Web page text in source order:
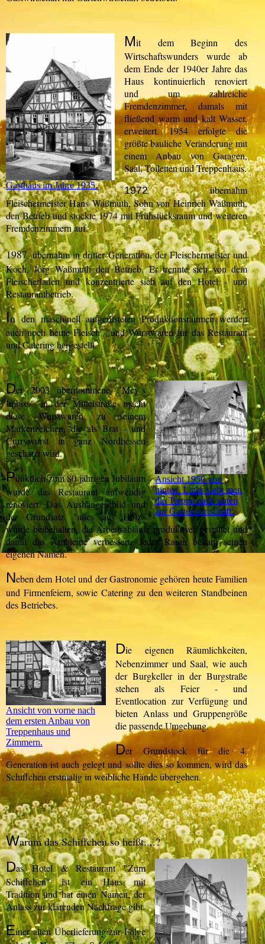
Gasthaus im Jahre 1935.
Mit dem Beginn des
Wirtschaftswunders wurde ab
dem Ende der 1940er Jahre das
Haus kontinuierlich renoviert
und um zahlreiche
Fremdenzimmer, damals mit
fließend warm und kalt Wasser,
erweitert. 1954 erfolgte die
größte bauliche Veränderung mit
einem Anbau von Garagen,
Saal, Toiletten und Treppenhaus.
1972übernahm
Fleischermeister Hans Waßmuth, Sohn von Heinrich Waßmuth,
den Betrieb und stockte 1974 mit Frühstücksraum und weiteren
Fremdenzimmern auf.
1987 übernahm in dritter Generation, der Fleischermeister und
Koch, Jörg Waßmuth den Betrieb. Er trennte sich von dem
Fleischerladen und konzentrierte sich auf den Hotel - und
Restaurantbetrieb.
Inden maschinell aufgerüsteten Produktionsräumen werden
auch noch heute Fleisch - und Wurstwaren für das Restaurant
und Catering hergestellt.
Ansicht 1950 von
hinten. Links sieht man
die Treppe nach unten
zur Gartenwirtschaft.
Der 2003 übernommene "Mey`s
Imbiss" in der Mittelstraße macht
diese Wurstwaren zu seinem
Markenzeichen, die als Brat - und
Currywurst in ganz Nordhessen
geschätzt wird.
Pünktlich zum 80 jährigen Jubiläum
wurde das Restaurant aufwendig
renoviert. Das Aushängeschild und
der Grundsatz "alles aus Holz"
wurde beibehalten, die Arbeitsabläufe produktiver gestaltet und
damit das Ambiente verbessert. Jeder Raum bekam seinen
eigenen Namen.
Neben dem Hotel und der Gastronomie gehören heute Familien
und Firmenfeiern, sowie Catering zu den weiteren Standbeinen
des Betriebes.
Ansicht von vorne nach
dem ersten Anbau von
Treppenhaus und
Zimmern.
Die eigenen Räumlichkeiten,
Nebenzimmer und Saal, wie auch
der Burgkeller in der Burgstraße
stehen als Feier - und
Eventlocation zur Verfügung und
bieten Anlass und Gruppengröße
die passende Umgebung.
Der Grundstock für die 4.
Generation ist auch gelegt und sollte dies so kommen, wird das
Schiffchen erstmalig in weibliche Hände übergehen.
Warum das Schiffchen so heißt....?
Das Hotel & Restaurant "Zum
Schiffchen" ist ein Haus mit
Tradition und hat einen Namen, der
Anlass zur klärenden Nachfrage gibt.
Einer alten Überlieferung zur Folge